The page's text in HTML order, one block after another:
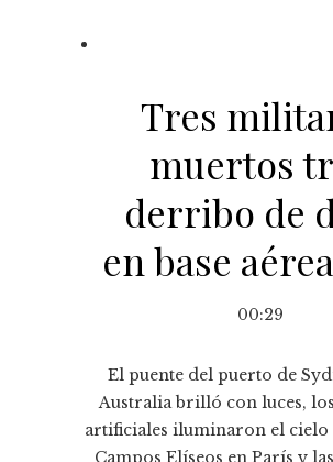
Tres
muertos
derribo de
en base
00:29
El puente del puerto de
Australia brilló con luces,
artificiales iluminaron el cielo
Campos Elíseos en París y